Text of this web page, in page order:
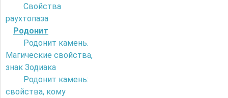
Свойства
раухтопаза
Родонит
Родонит камень.
Магические свойства,
знак Зодиака
Родонит камень:
свойства, кому